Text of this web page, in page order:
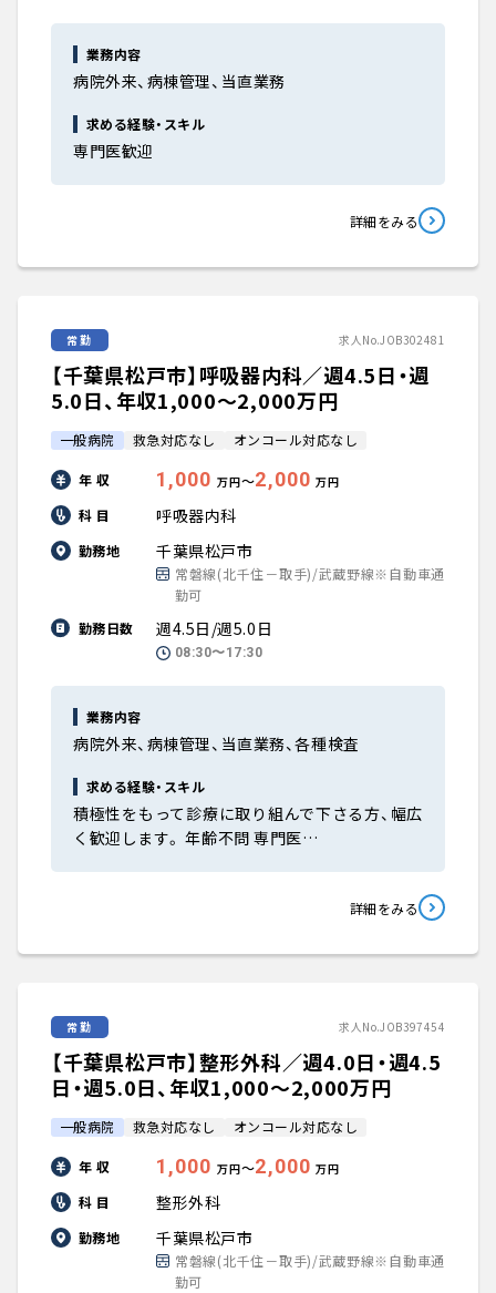
業務内容
病院外来、病棟管理、当直業務
求める経験・スキル
専門医歓迎
詳細をみる
常勤 求人No.JOB302481
【千葉県松戸市】呼吸器内科／週4.5日・週
5.0日、年収1,000〜2,000万円
一般病院 救急対応なし オンコール対応なし
年 収 1,000 万円〜2,000 万円
科 目 呼吸器内科
勤務地 千葉県松戸市
常磐線(北千住－取手)/武蔵野線※自動車通
勤可
勤務日数
週4.5日/週5.0日
08:30〜17:30
業務内容
病院外来、病棟管理、当直業務、各種検査
求める経験・スキル
積極性をもって診療に取り組んで下さる方、幅広
く歓迎します。 年齢不問 専門医…
詳細をみる
常勤 求人No.JOB397454
【千葉県松戸市】整形外科／週4.0日・週4.5
日・週5.0日、年収1,000〜2,000万円
一般病院 救急対応なし オンコール対応なし
年 収 1,000 万円〜2,000 万円
科 目 整形外科
勤務地 千葉県松戸市
常磐線(北千住－取手)/武蔵野線※自動車通
勤可